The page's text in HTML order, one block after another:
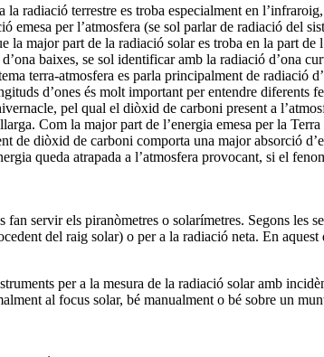
la radiació terrestre es troba especialment en
emesa per l’atmosfera (se sol parlar de radiació del
la major part de la radiació solar es troba en la part de
baixes, se sol identificar amb la radiació d’ona
terra-atmosfera es parla principalment de radiació
d’ones és molt important per entendre diferents
pel qual el diòxid de carboni present a
Com la major part de l’energia emesa per la Terra
de diòxid de carboni comporta una major absorció
queda atrapada a l’atmosfera provocant, si el
fan servir els piranòmetres o solarímetres. Segons les
del raig solar) o per a la radiació neta. En
per a la mesura de la radiació solar amb
al focus solar, bé manualment o bé sobre un